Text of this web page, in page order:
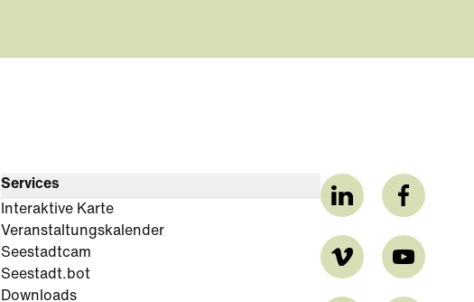
Services
Interaktive Karte
Veranstaltungskalender
Seestadtcam
Seestadt.bot
Downloads